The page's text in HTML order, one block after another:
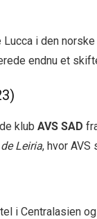
Lucca i den norske
endnu et
klub AVS SAD
Leiria, hvor
i Centralasien